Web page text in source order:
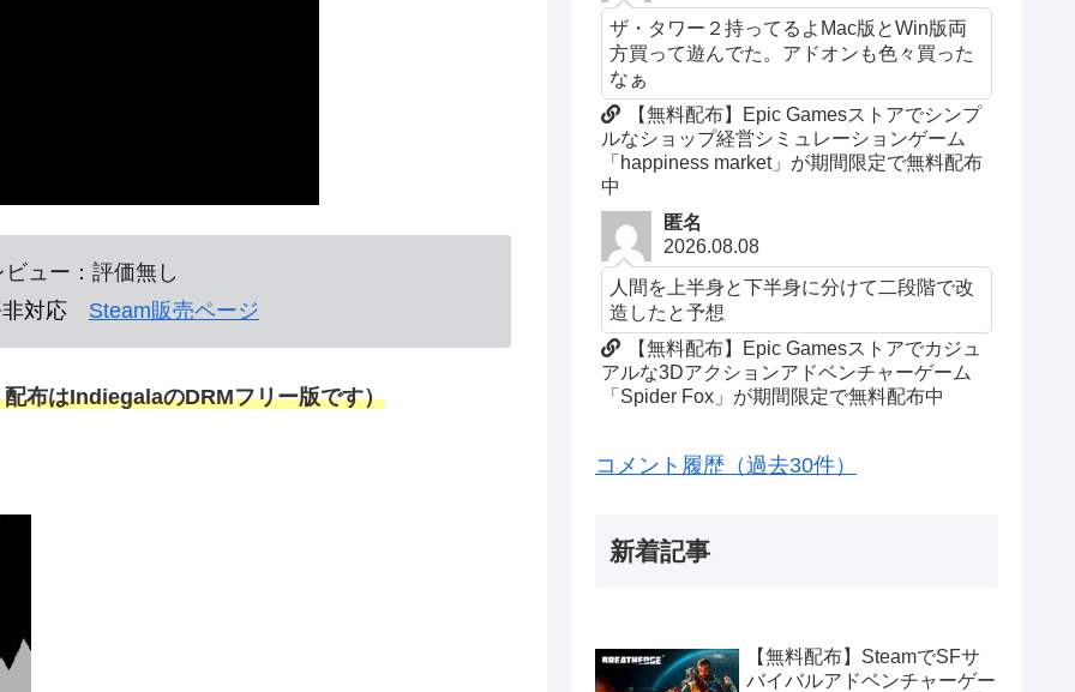
ュー：評価無し
対応
Steam販売ページ
布はIndiegalaのDRMフリー版です）
ザ・タワー２持ってるよMac版とWin版両
方買って遊んでた。アドオンも色々買った
なぁ
【無料配布】Epic Gamesストアでシンプ
ルなショップ経営シミュレーションゲーム
「happiness market」が期間限定で無料配布
中
匿名
2026.08.08
人間を上半身と下半身に分けて二段階で改
造したと予想
【無料配布】Epic Gamesストアでカジュ
アルな3Dアクションアドベンチャーゲーム
「Spider Fox」が期間限定で無料配布中
コメント履歴（過去30件）
新着記事
【無料配布】SteamでSFサ
バイバルアドベンチャーゲー